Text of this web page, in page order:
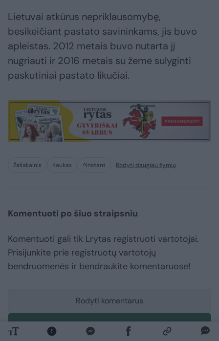
Lietuvai atkūrus nepriklausomybę,
besikeičiant pastato savininkams, jis buvo
apleistas. 2012 metais buvo nutarta jį
nugriauti ir 2016 metais su žeme sulyginti
paskutiniai pastato likučiai.
Žaliakalnis Kaukas ^Instant Rodyti daugiau žymių
Komentuoti po šiuo straipsniu
Komentuoti gali tik Lrytas registruoti vartotojai.
Prisijunkite prie registruotų vartotojų
bendruomenės ir bendraukite komentaruose!
Rodyti komentarus
Prisijungti komentatoriams